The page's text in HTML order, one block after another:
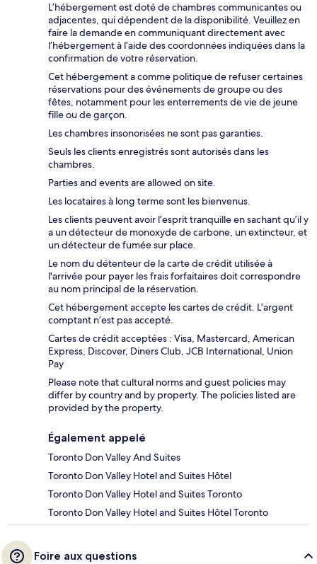
L’hébergement est doté de chambres communicantes ou
adjacentes, qui dépendent de la disponibilité. Veuillez en
faire la demande en communiquant directement avec
l’hébergement à l’aide des coordonnées indiquées dans la
confirmation de votre réservation.
Cet hébergement a comme politique de refuser certaines
réservations pour des événements de groupe ou des
fêtes, notamment pour les enterrements de vie de jeune
fille ou de garçon.
Les chambres insonorisées ne sont pas garanties.
Seuls les clients enregistrés sont autorisés dans les
chambres.
Parties and events are allowed on site.
Les locataires à long terme sont les bienvenus.
Les clients peuvent avoir l’esprit tranquille en sachant qu’il y
a un détecteur de monoxyde de carbone, un extincteur, et
un détecteur de fumée sur place.
Le nom du détenteur de la carte de crédit utilisée à
l'arrivée pour payer les frais forfaitaires doit correspondre
au nom principal de la réservation.
Cet hébergement accepte les cartes de crédit. L’argent
comptant n’est pas accepté.
Cartes de crédit acceptées : Visa, Mastercard, American
Express, Discover, Diners Club, JCB International, Union
Pay
Please note that cultural norms and guest policies may
differ by country and by property. The policies listed are
provided by the property.
Également appelé
Toronto Don Valley And Suites
Toronto Don Valley Hotel and Suites Hôtel
Toronto Don Valley Hotel and Suites Toronto
Toronto Don Valley Hotel and Suites Hôtel Toronto
Foire aux questions